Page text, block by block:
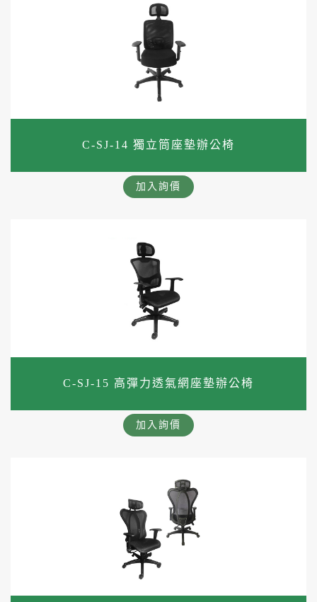
C-SJ-14 獨立筒座墊辦公椅
加入詢價
C-SJ-15 高彈力透氣網座墊辦公椅
加入詢價